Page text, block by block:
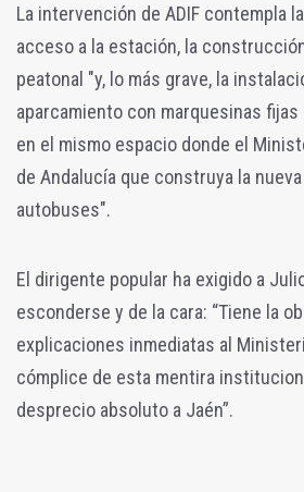
La intervención de ADIF contempla
acceso a la estación, la
peatonal "y, lo más grave, la
aparcamiento con marquesinas
en el mismo espacio donde el
de Andalucía que construya la
autobuses".
El dirigente popular ha exigido a
esconderse y de la cara: “Tiene la
explicaciones inmediatas al
cómplice de esta mentira
desprecio absoluto a Jaén”.